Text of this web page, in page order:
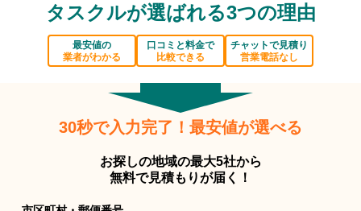
タスクルが選ばれる3つの理由
最安値の
業者がわかる
口コミと料金で
比較できる
チャットで見積り
営業電話なし
30秒で入力完了！最安値が選べる
お探しの地域の最大5社から
無料で見積もりが届く！